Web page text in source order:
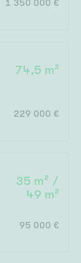
3 x wc, terassi
1 350 000 €
74,5 m²
parveke
229 000 €
35 m² /
49 m²
95 000 €